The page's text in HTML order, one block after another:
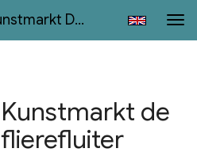
Sandra Damen Art - Kunstmarkt De Flierefluiter
Kunstmarkt de
flierefluiter